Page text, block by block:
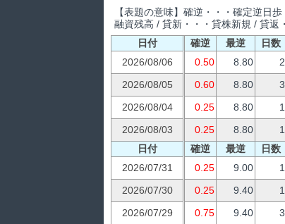
【表題の意味】確逆・・・確定逆日
融資残高 / 貸新・・・貸株新規 / 貸返
日付
確逆 最逆 日数
2026/08/06
0.50 8.80 2
2026/08/05
0.60 8.80 3
2026/08/04
0.25 8.80 1
2026/08/03
0.25 8.80 1
日付
確逆 最逆 日数
2026/07/31
0.25 9.00 1
2026/07/30
0.25 9.40 1
2026/07/29
0.75 9.40 3